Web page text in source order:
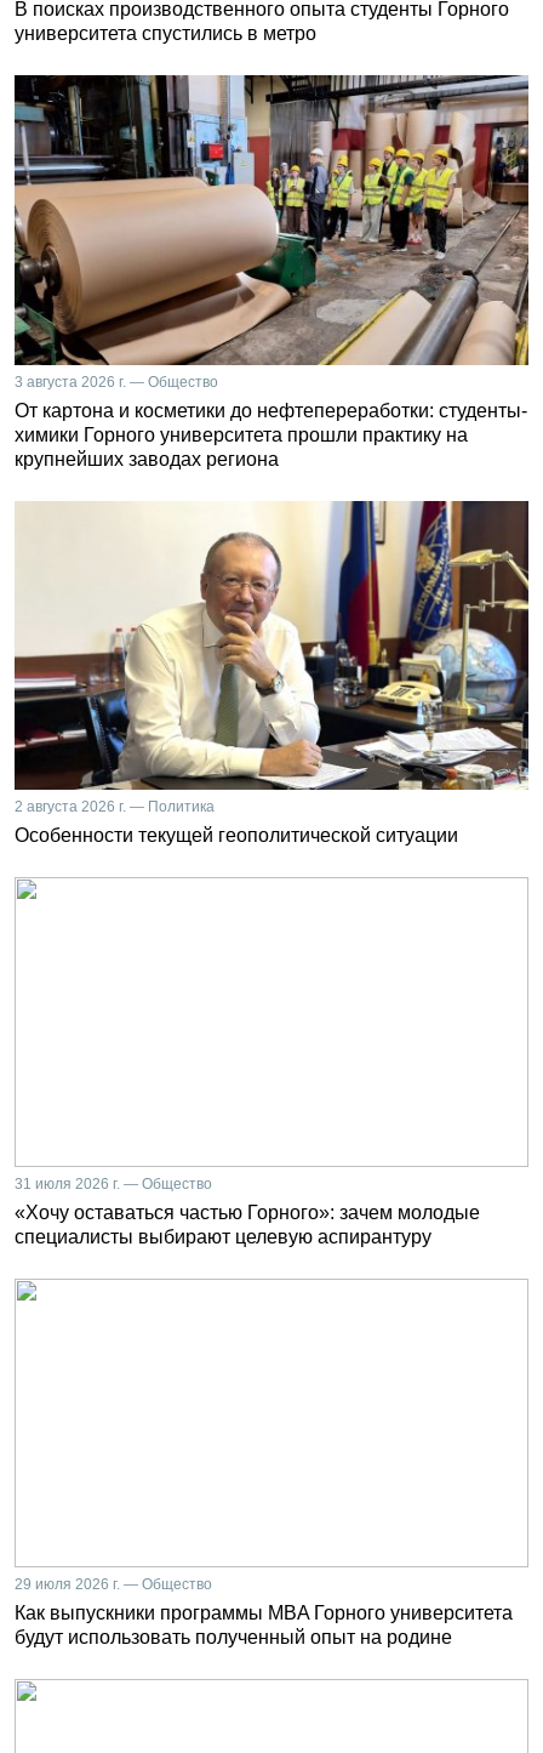
В поисках производственного опыта студенты Горного
университета спустились в метро
3 августа 2026 г. — Общество
От картона и косметики до нефтепереработки: студенты-
химики Горного университета прошли практику на
крупнейших заводах региона
2 августа 2026 г. — Политика
Особенности текущей геополитической ситуации
31 июля 2026 г. — Общество
«Хочу оставаться частью Горного»: зачем молодые
специалисты выбирают целевую аспирантуру
29 июля 2026 г. — Общество
Как выпускники программы MBA Горного университета
будут использовать полученный опыт на родине